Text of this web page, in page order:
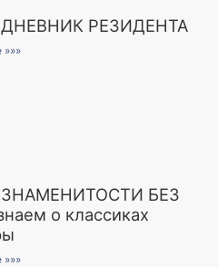
ДНЕВНИК РЕЗИДЕНТА
»»»
ЗНАМЕНИТОСТИ БЕЗ
о классиках
»»»